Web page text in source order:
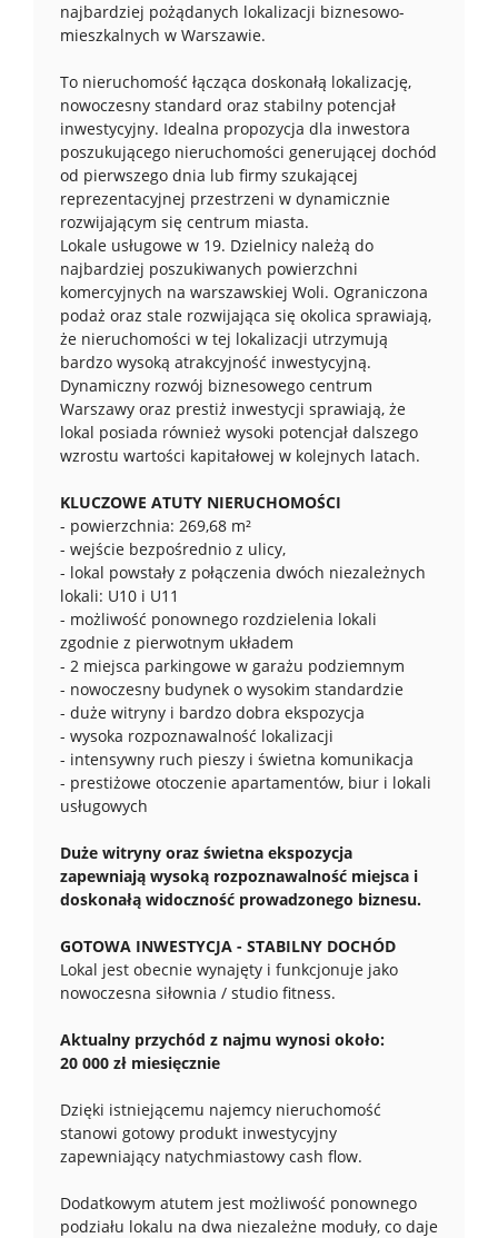
najbardziej pożądanych lokalizacji biznesowo-
mieszkalnych w Warszawie.
To nieruchomość łącząca doskonałą lokalizację,
nowoczesny standard oraz stabilny potencjał
inwestycyjny. Idealna propozycja dla inwestora
poszukującego nieruchomości generującej dochód
od pierwszego dnia lub firmy szukającej
reprezentacyjnej przestrzeni w dynamicznie
rozwijającym się centrum miasta.
Lokale usługowe w 19. Dzielnicy należą do
najbardziej poszukiwanych powierzchni
komercyjnych na warszawskiej Woli. Ograniczona
podaż oraz stale rozwijająca się okolica sprawiają,
że nieruchomości w tej lokalizacji utrzymują
bardzo wysoką atrakcyjność inwestycyjną.
Dynamiczny rozwój biznesowego centrum
Warszawy oraz prestiż inwestycji sprawiają, że
lokal posiada również wysoki potencjał dalszego
wzrostu wartości kapitałowej w kolejnych latach.
KLUCZOWE ATUTY NIERUCHOMOŚCI
- powierzchnia: 269,68 m²
- wejście bezpośrednio z ulicy,
- lokal powstały z połączenia dwóch niezależnych
lokali: U10 i U11
- możliwość ponownego rozdzielenia lokali
zgodnie z pierwotnym układem
- 2 miejsca parkingowe w garażu podziemnym
- nowoczesny budynek o wysokim standardzie
- duże witryny i bardzo dobra ekspozycja
- wysoka rozpoznawalność lokalizacji
- intensywny ruch pieszy i świetna komunikacja
- prestiżowe otoczenie apartamentów, biur i lokali
usługowych
Duże witryny oraz świetna ekspozycja
zapewniają wysoką rozpoznawalność miejsca i
doskonałą widoczność prowadzonego biznesu.
GOTOWA INWESTYCJA - STABILNY DOCHÓD
Lokal jest obecnie wynajęty i funkcjonuje jako
nowoczesna siłownia / studio fitness.
Aktualny przychód z najmu wynosi około:
20 000 zł miesięcznie
Dzięki istniejącemu najemcy nieruchomość
stanowi gotowy produkt inwestycyjny
zapewniający natychmiastowy cash flow.
Dodatkowym atutem jest możliwość ponownego
podziału lokalu na dwa niezależne moduły, co daje